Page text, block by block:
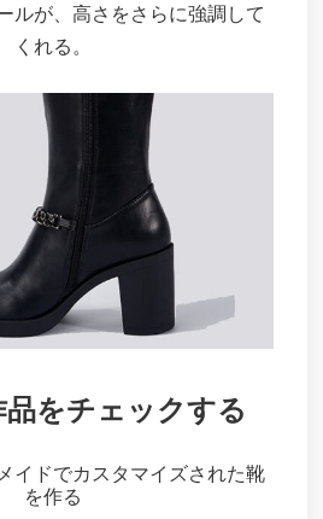
ルが、高さをさらに強調して
くれる。
をチェックする
イドでカスタマイズされた靴
を作る